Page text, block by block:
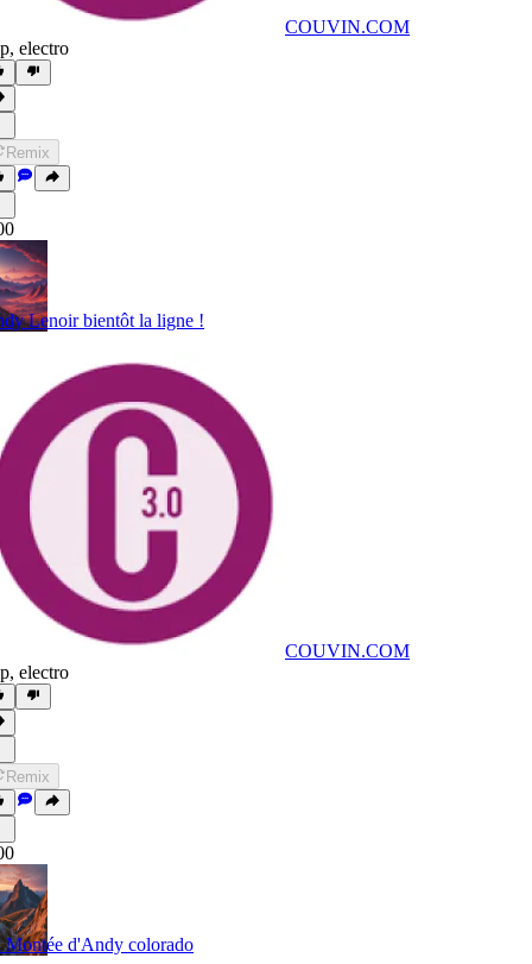
COUVIN.COM
, electro
Remix
Lenoir bientôt la ligne !
COUVIN.COM
, electro
Remix
Montée d'Andy colorado